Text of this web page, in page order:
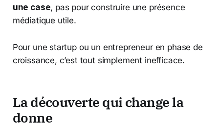
une case, pas pour construire une présence
médiatique utile.
Pour une startup ou un entrepreneur en phase de
croissance, c’est tout simplement inefficace.
La découverte qui change la
donne